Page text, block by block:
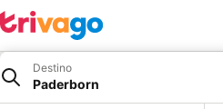
Destino
Paderborn